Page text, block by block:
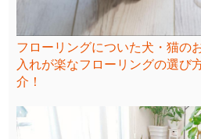
フローリングについた犬・猫の
入れが楽なフローリングの選び
介！